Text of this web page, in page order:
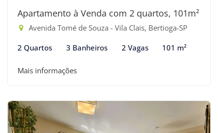
Apartamento à Venda com 2 quartos, 101m²
Avenida Tomé de Souza - Vila Clais, Bertioga-SP
2 Quartos 3 Banheiros 2 Vagas 101 m²
Mais informações